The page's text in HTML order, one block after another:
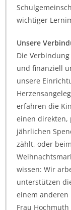
wichtiger
Unsere
Die
und finanziell
unsere
erfahren die
einen direkten,
jährlichen
zählt, oder
wissen: Wir
unterstützen
einem anderen
Frau